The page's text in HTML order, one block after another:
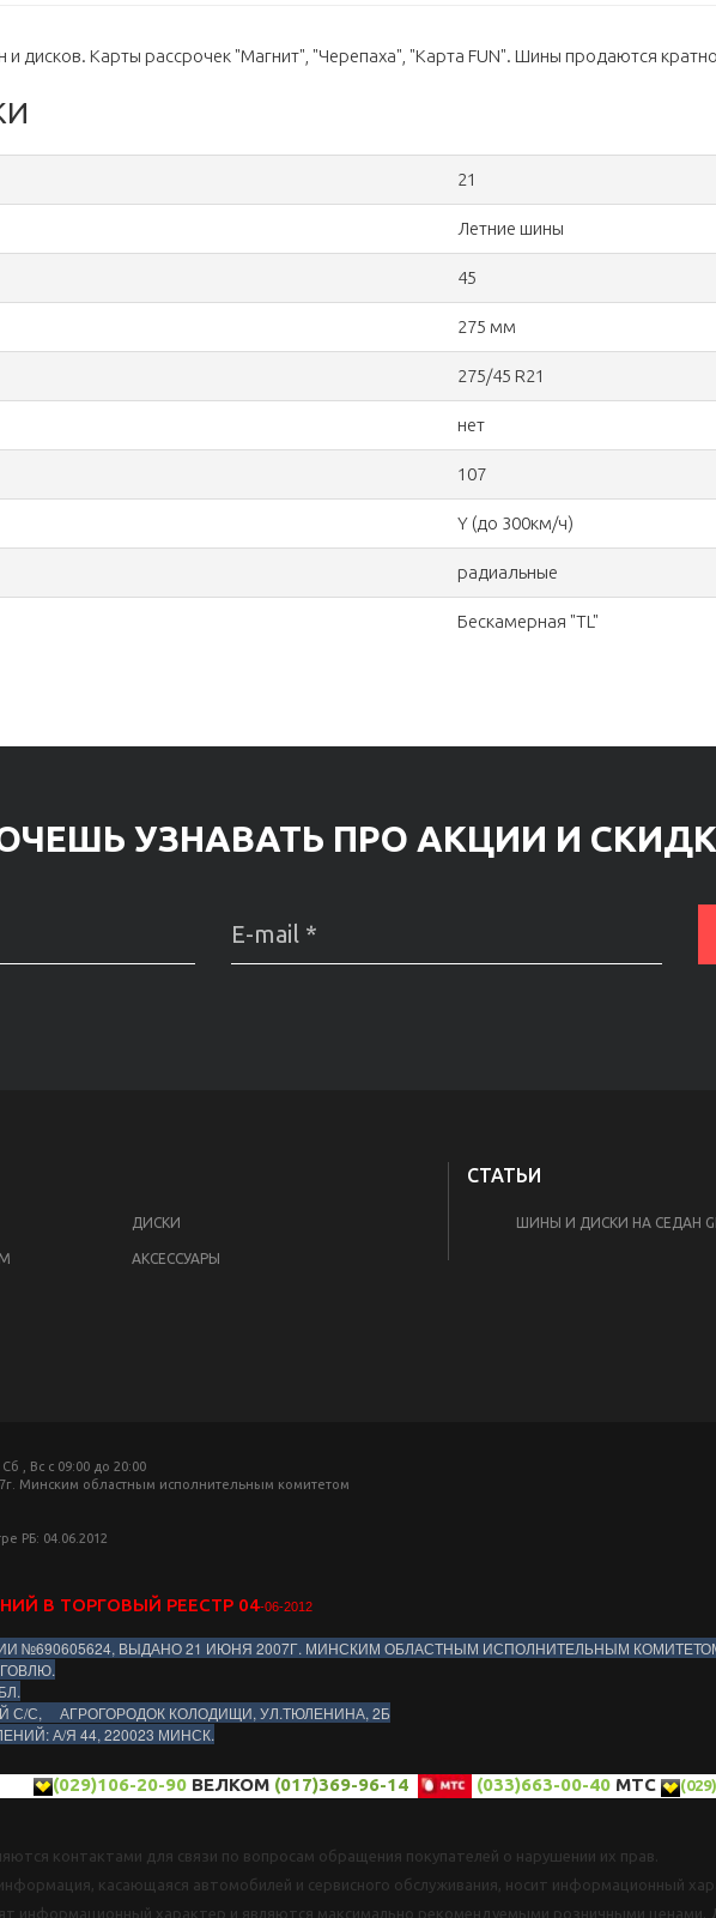
дисков. Карты рассрочек "Магнит", "Черепаха", "Карта FUN". Шины продаются
21
Летние шины
45
275 мм
275/45 R21
нет
107
Y (до 300км/ч)
радиальные
Бескамерная "TL"
УЗНАВАТЬ ПРО АКЦИИ И
ДИСКИ
АКСЕССУАРЫ
СТАТЬИ
ШИНЫ И ДИСКИ НА СЕДАН
, Вс c 09:00 до 20:00
Минским областным исполнительным комитетом
РБ: 04.06.2012
В ТОРГОВЫЙ РЕЕСТР 04-06-2012
№690605624, ВЫДАНО 21 ИЮНЯ 2007Г. МИНСКИМ ОБЛАСТНЫМ ИСПОЛНИТЕЛЬНЫМ
С/С, АГРОГОРОДОК КОЛОДИЩИ, УЛ.ТЮЛЕНИНА, 2Б
А/Я 44, 220023 МИНСК.
(029)106-20-90ВЕЛКОМ (017)369-96-14 (033)663-00-40МТС
контактами для связи по вопросам обращения покупателей о нарушении их прав.
касающаяся автомобилей и сервисного обслуживания, носит информационный
информационный характер и являются максимально рекомендуемыми розничными